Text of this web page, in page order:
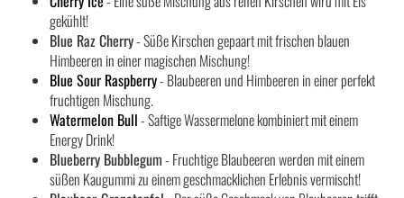
gekühlt!
Blue Raz Cherry- Süße Kirschen gepaart mit frischen blauen
Himbeeren in einer magischen Mischung!
Blue Sour Raspberry- Blaubeeren und Himbeeren in einer perfekt
fruchtigen Mischung.
Watermelon Bull- Saftige Wassermelone kombiniert mit einem
Energy Drink!
Blueberry Bubblegum- Fruchtige Blaubeeren werden mit einem
süßen Kaugummi zu einem geschmacklichen Erlebnis vermischt!